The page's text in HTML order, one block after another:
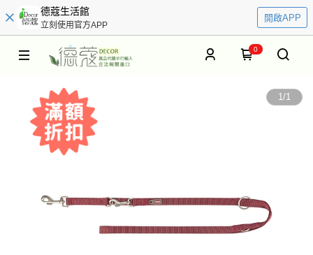
德蔻生活館
立刻使用官方APP
開啟APP
0
1/1